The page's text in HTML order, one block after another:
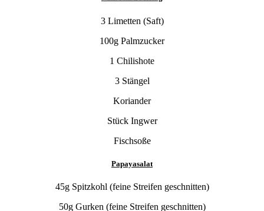
3 Limetten (Saft)
100g Palmzucker
1 Chilishote
3 Stängel
Koriander
Stück Ingwer
Fischsoße
Papayasalat
45g Spitzkohl (feine Streifen geschnitten)
50g Gurken (feine Streifen geschnitten)